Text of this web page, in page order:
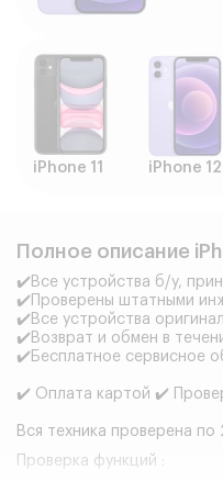
iPhone 11 iPhone 12
Полное описание
✔️Все устройства б/у,
✔️Проверены штатными
✔️Все устройства
✔️Возврат и обмен в
✔️Бесплатное сервисное
✔️ Оплата картой ✔️
Вся техника проверена
Проверка функций :